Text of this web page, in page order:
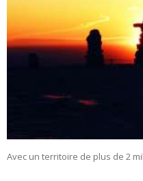
Avec un territoire de plus de 2